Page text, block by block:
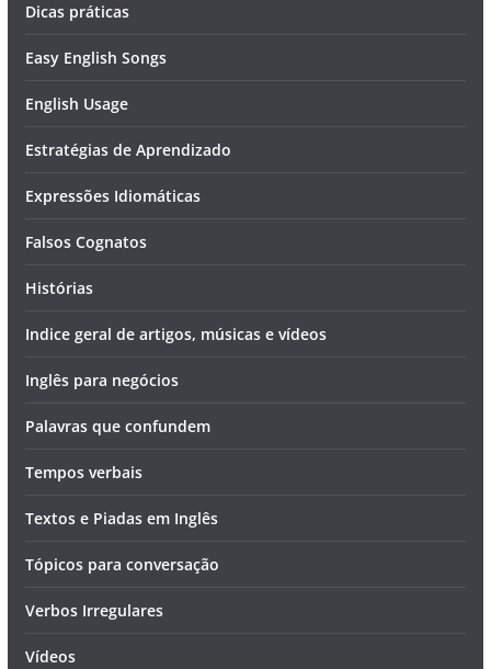
Dicas práticas
Easy English Songs
English Usage
Estratégias de Aprendizado
Expressões Idiomáticas
Falsos Cognatos
Histórias
Indice geral de artigos, músicas e vídeos
Inglês para negócios
Palavras que confundem
Tempos verbais
Textos e Piadas em Inglês
Tópicos para conversação
Verbos Irregulares
Vídeos